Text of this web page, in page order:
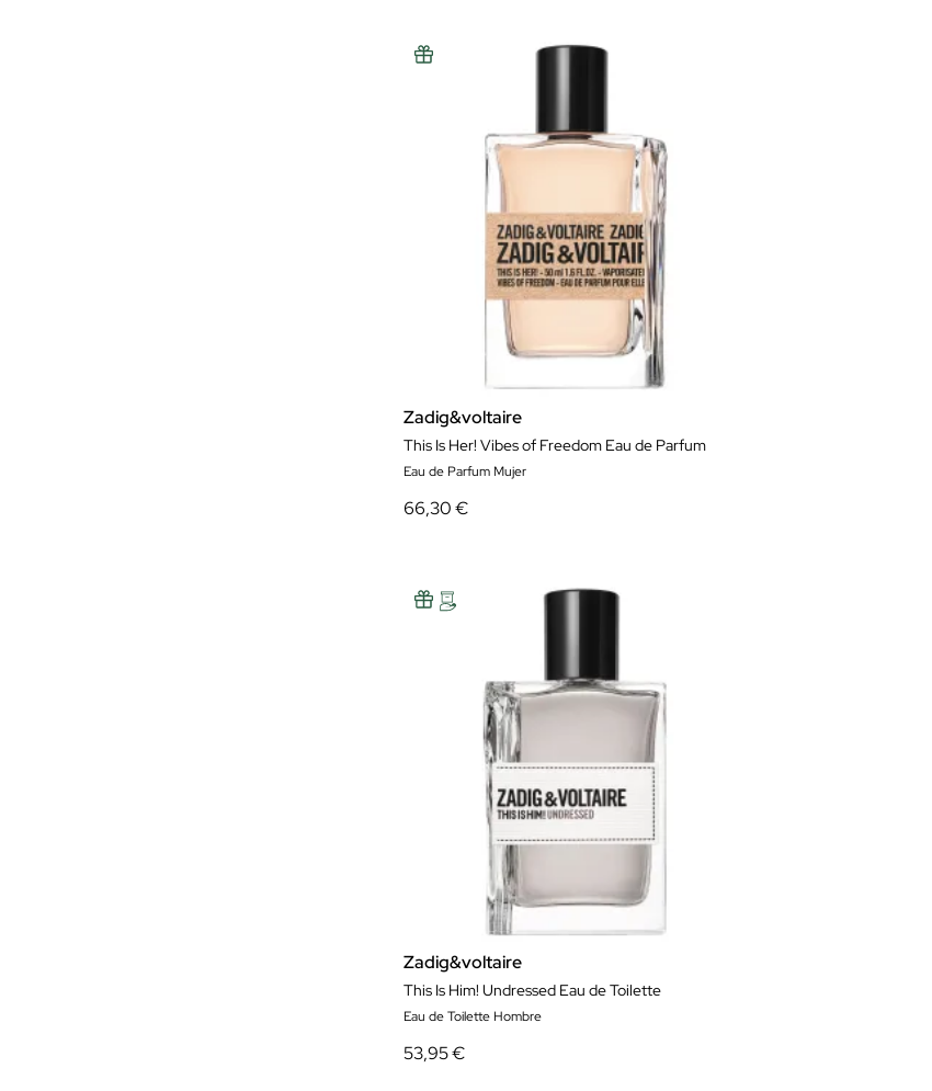
Zadig&voltaire
This Is Her! Vibes of Freedom Eau de Parfum
Eau de Parfum Mujer
66,30 €
Zadig&voltaire
This Is Him! Undressed Eau de Toilette
Eau de Toilette Hombre
53,95 €